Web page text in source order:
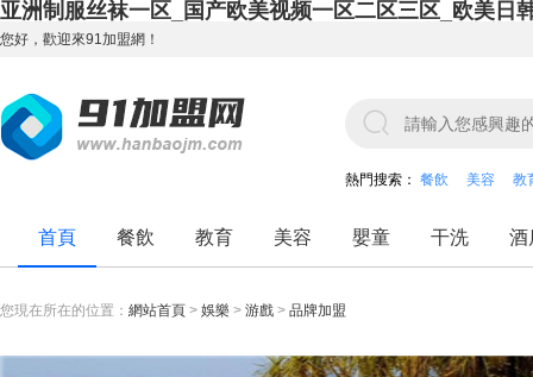
亚洲制服丝袜一区_国产欧美视频一区二区三区_欧美日
您好，歡迎來91加盟網！
熱門搜索： 餐飲 美容 教
首頁 餐飲 教育 美容 嬰童 干洗 酒
您現在所在的位置： 網站首頁 > 娛樂 > 游戲 > 品牌加盟